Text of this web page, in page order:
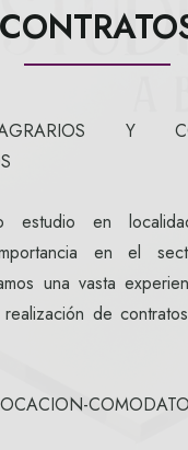
Y
estudio en
en el
una vasta
de